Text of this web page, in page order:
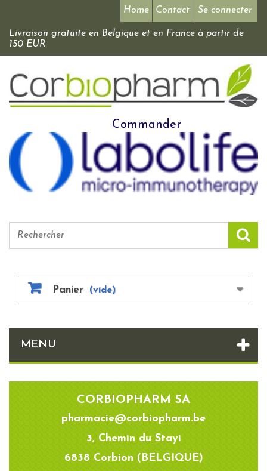
Se connecter
Home Contact
Livraison gratuite en Belgique et en France à partir de
150 EUR
Commander
Panier (vide)
MENU
CORBIOPHARM SA
pharmacie@corbiopharm.be
3, Chemin du Stayi
6838 Corbion (BELGIQUE)